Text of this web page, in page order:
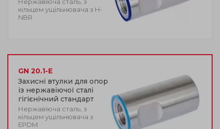
кільцем ущільнювача з H-
NBR
GN 20.1-E
Захисні втулки для опор
із нержавіючої сталі
гігієнічний стандарт
Нержавіюча сталь, з
кільцем ущільнювача з
EPDM